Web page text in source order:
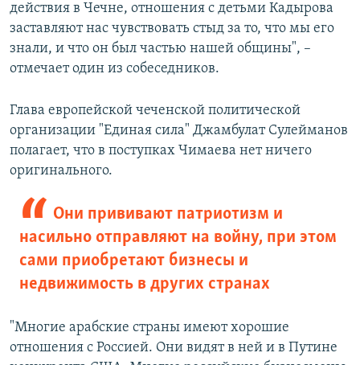
действия в Чечне, отношения с детьми Кадырова
заставляют нас чувствовать стыд за то, что мы его
знали, и что он был частью нашей общины", –
отмечает один из собеседников.
Глава европейской чеченской политической
организации "Единая сила" Джамбулат Сулейманов
полагает, что в поступках Чимаева нет ничего
оригинального.
Они прививают патриотизм и
насильно отправляют на войну, при этом
сами приобретают бизнесы и
недвижимость в других странах
"Многие арабские страны имеют хорошие
отношения с Россией. Они видят в ней и в Путине